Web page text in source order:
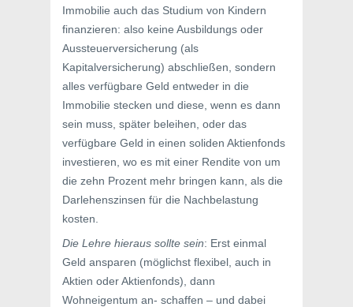
Immobilie auch das Studium von Kindern
finanzieren: also keine Ausbildungs oder
Aussteuerversicherung (als
Kapitalversicherung) abschließen, sondern
alles verfügbare Geld entweder in die
Immobilie stecken und diese, wenn es dann
sein muss, später beleihen, oder das
verfügbare Geld in einen soliden Aktienfonds
investieren, wo es mit einer Rendite von um
die zehn Prozent mehr bringen kann, als die
Darlehenszinsen für die Nachbelastung
kosten.
Die Lehre hieraus sollte sein: Erst einmal
Geld ansparen (möglichst flexibel, auch in
Aktien oder Aktienfonds), dann
Wohneigentum an- schaffen – und dabei